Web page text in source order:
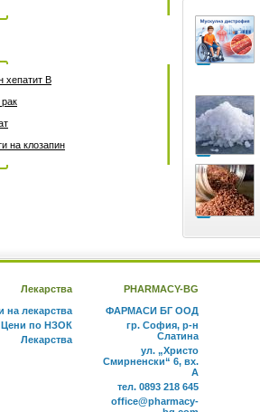
хепатит B
на клозапин
Лекарства
на лекарства
Цени по НЗОК
Лекарства
PHARMACY-BG
ФАРМАСИ БГ ООД
гр. София, р-н
Слатина
ул. „Христо
Смирненски“ 6, вх.
А
тел. 0893 218 645
office@pharmacy-